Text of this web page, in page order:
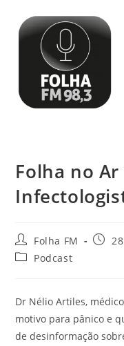
Folha no
Folha FM
Podcast
Dr Nélio Artiles,
motivo para pânico e
de desinformação